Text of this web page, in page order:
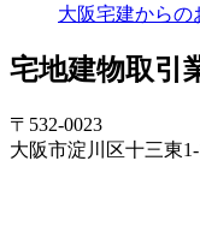
大阪宅建からの
宅地建物取引
〒532-0023
大阪市淀川区十三東1-